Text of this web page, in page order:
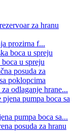
prozirna f...
u spreju
odlaganje hrane...
pumpa boca sa...